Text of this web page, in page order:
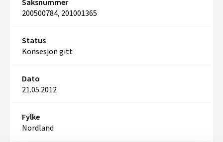
Saksnummer
200500784, 201001365
Status
Konsesjon gitt
Dato
21.05.2012
Fylke
Nordland